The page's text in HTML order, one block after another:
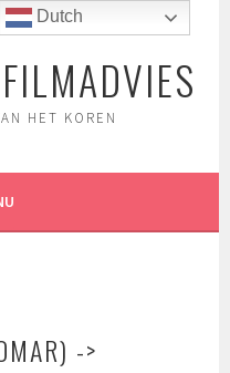
HET KOREN
->
Dutch